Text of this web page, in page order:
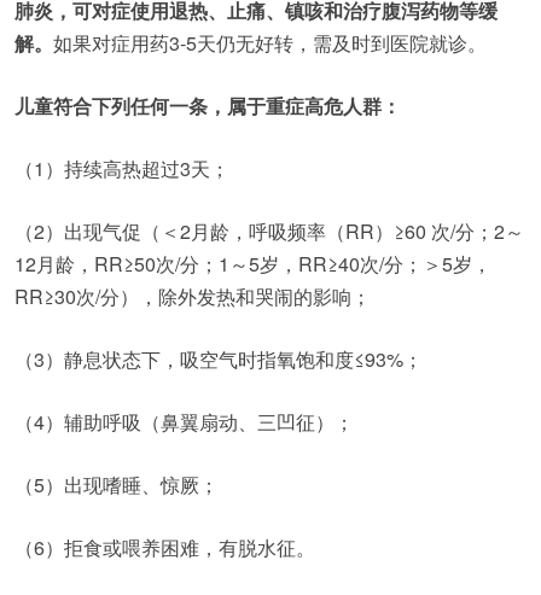
肺炎，可对症使用退热、止痛、镇咳和治疗腹泻药物等缓
解。 如果对症用药3-5天仍无好转，需及时到医院就诊。
儿童符合下列任何一条，属于重症高危人群：
（1）持续高热超过3天；
（2）出现气促（＜2月龄，呼吸频率（RR）≥60 次/分；2～
12月龄，RR≥50次/分；1～5岁，RR≥40次/分；＞5岁，
RR≥30次/分），除外发热和哭闹的影响；
（3）静息状态下，吸空气时指氧饱和度≤93%；
（4）辅助呼吸（鼻翼扇动、三凹征）；
（5）出现嗜睡、惊厥；
（6）拒食或喂养困难，有脱水征。